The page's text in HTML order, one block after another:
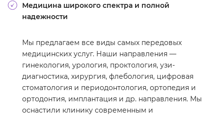
Медицина широкого спектра и полной
надежности
Мы предлагаем все виды самых передовых
медицинских услуг. Наши направления —
гинекология, урология, проктология, узи-
диагностика, хирургия, флебология, цифровая
стоматология и периодонтология, ортопедия и
ортодонтия, имплантация и др. направления. Мы
оснастили клинику современным и